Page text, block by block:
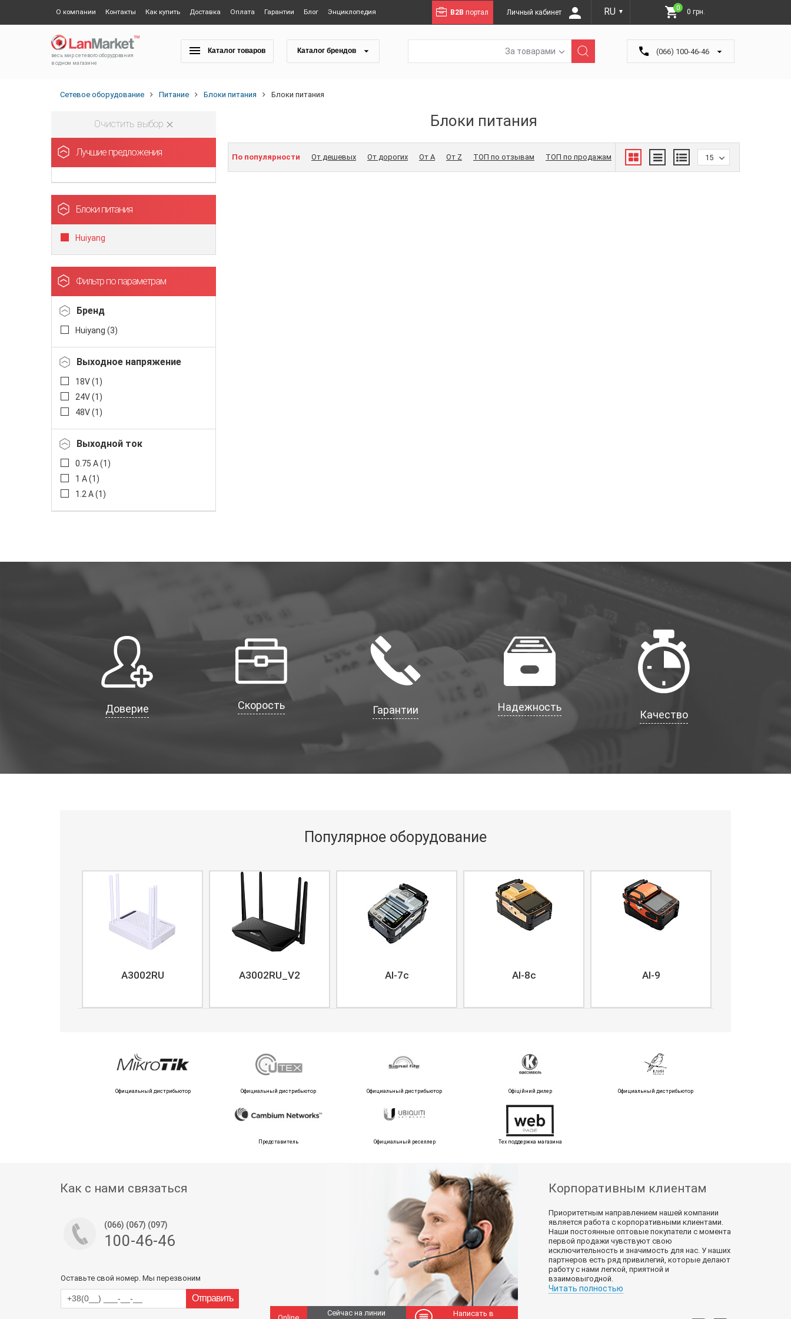
О компании Контакты Как купить Доставка Оплата Гарантии Блог Энциклопедия B2B портал Личный кабинет RU ▼
0 0 грн.
весь мир сетевого оборудования
в одном магазине
Каталог товаров Каталог брендов За товарами (066) 100-46-46
Сетевое оборудование Питание Блоки питания Блоки питания
Очистить выбор
Лучшие предложения
Блоки питания
Huiyang
Фильтр по параметрам
Бренд
Huiyang (3)
Выходное напряжение
18V (1)
24V (1)
48V (1)
Выходной ток
0.75 А (1)
1 А (1)
1.2 A (1)
Блоки питания
По популярности От дешевых От дорогих От A От Z ТОП по отзывам ТОП по продажам 15
Доверие Скорость Гарантии Надежность
Качество
Популярное оборудование
A3002RU A3002RU_V2 AI-7c AI-8c AI-9
Официальный дистрибьютор Официальный дистрибьютор Официальный дистрибьютор Офіційний дилер Официальный дистрибьютор
Представитель Официальный реселлер Тех поддержка магазина
Как с нами связаться
(066) (067) (097)
100-46-46
Оставьте свой номер. Мы перезвоним
Корпоративным клиентам
Приоритетным направлением нашей компании
является работа с корпоративными клиентами.
Наши постоянные оптовые покупатели с момента
первой продажи чувствуют свою
исключительность и значимость для нас. У наших
партнеров есть ряд привилегий, которые делают
работу с нами легкой, приятной и
взаимовыгодной.
Читать полностью
Сейчас на линии
Написать в